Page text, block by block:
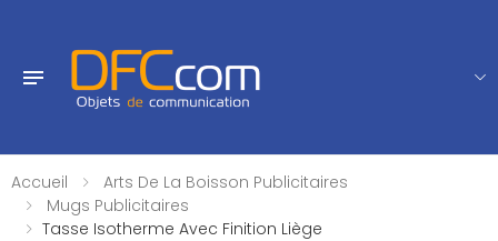
Accueil
Arts De La Boisson Publicitaires
Mugs Publicitaires
Tasse Isotherme Avec Finition Liège